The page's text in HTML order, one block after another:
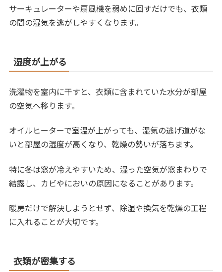
サーキュレーターや扇風機を弱めに回すだけでも、衣類
の間の湿気を逃がしやすくなります。
湿度が上がる
洗濯物を室内に干すと、衣類に含まれていた水分が部屋
の空気へ移ります。
オイルヒーターで室温が上がっても、湿気の逃げ道がな
いと部屋の湿度が高くなり、乾燥の勢いが落ちます。
特に冬は窓が冷えやすいため、湿った空気が窓まわりで
結露し、カビやにおいの原因になることがあります。
暖房だけで解決しようとせず、除湿や換気を乾燥の工程
に入れることが大切です。
衣類が密集する